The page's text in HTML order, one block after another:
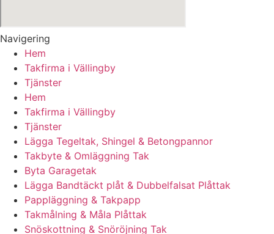
Navigering
Hem
Takfirma i Vällingby
Tjänster
Hem
Takfirma i Vällingby
Tjänster
Lägga Tegeltak, Shingel & Betongpannor
Takbyte & Omläggning Tak
Byta Garagetak
Lägga Bandtäckt plåt & Dubbelfalsat Plåttak
Pappläggning & Takpapp
Takmålning & Måla Plåttak
Snöskottning & Snöröjning Tak